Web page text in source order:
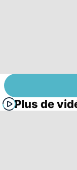
Plus de